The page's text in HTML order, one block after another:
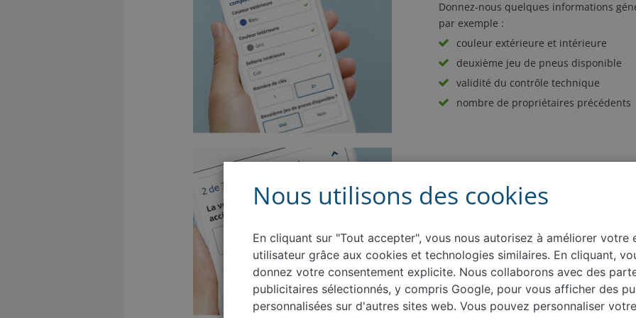
Nous utilisons des cookies
En cliquant sur "Tout accepter", vous nous autorisez à améliorer votre
utilisateur grâce aux cookies et technologies similaires. En cliquant,
donnez votre consentement explicite. Nous collaborons avec des
publicitaires sélectionnés, y compris Google, pour vous afficher des
personnalisées sur d'autres sites web. Vous pouvez personnaliser votre
Donnez-nous quelques informations
par exemple :
couleur extérieure et intérieure
deuxième jeu de pneus disponible
validité du contrôle technique
nombre de propriétaires précédents
Donnez-nous un bref aperçu de l'état
exemple :
état intérieur et extérieur
des modifications ont-elles été
quels sont les dommages et les